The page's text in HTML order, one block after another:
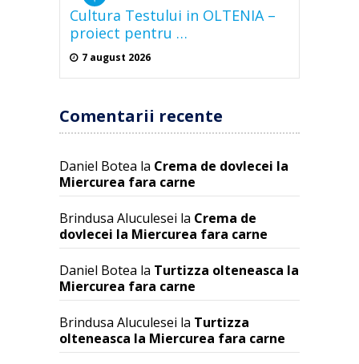
Cultura Testului in OLTENIA –
proiect pentru …
7 august 2026
Comentarii recente
Daniel Botea la Crema de dovlecei la
Miercurea fara carne
Brindusa Aluculesei la Crema de
dovlecei la Miercurea fara carne
Daniel Botea la Turtizza olteneasca la
Miercurea fara carne
Brindusa Aluculesei la Turtizza
olteneasca la Miercurea fara carne